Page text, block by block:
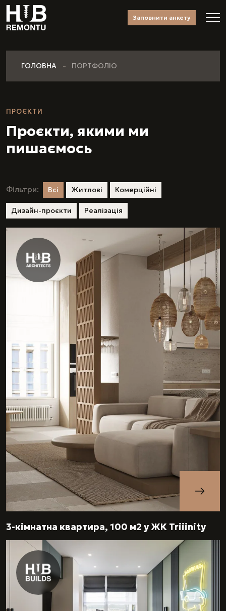
Заповнити анкету
ГОЛОВНА ПОРТФОЛІО
ПРОЄКТИ
Проєкти, якими ми
пишаємось
Фільтри: Всі Житлові Комерційні
Дизайн-проєкти Реалізація
3-кімнатна квартира, 100 м2 у ЖК Triiinity